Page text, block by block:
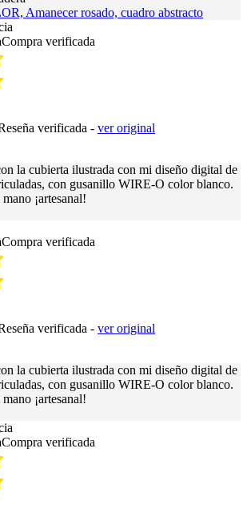
Amanecer rosado, cuadro abstracto
Compra verificada
verificada - ver original
Compra verificada
verificada - ver original
Compra verificada